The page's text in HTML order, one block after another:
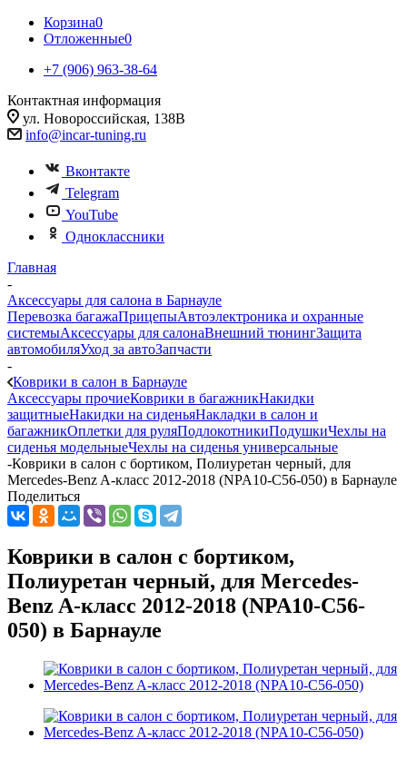
Корзина0
Отложенные0
+7 (906) 963-38-64
Контактная информация
ул. Новороссийская, 138В
info@incar-tuning.ru
Вконтакте
Telegram
YouTube
Одноклассники
Главная
-
Аксессуары для салона в Барнауле
Перевозка багажаПрицепыАвтоэлектроника и охранные
системыАксессуары для салонаВнешний тюнингЗащита
автомобиляУход за автоЗапчасти
-
Коврики в салон в Барнауле
Аксессуары прочиеКоврики в багажникНакидки
защитныеНакидки на сиденьяНакладки в салон и
багажникОплетки для руляПодлокотникиПодушкиЧехлы на
сиденья модельныеЧехлы на сиденья универсальные
-Коврики в салон с бортиком, Полиуретан черный, для
Mercedes-Benz A-класс 2012-2018 (NPA10-C56-050) в Барнауле
Поделиться
Коврики в салон с бортиком,
Полиуретан черный, для Mercedes-
Benz A-класс 2012-2018 (NPA10-C56-
050) в Барнауле